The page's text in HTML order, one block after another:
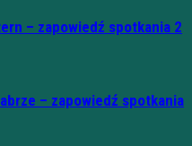
– zapowiedź spotkania 2
– zapowiedź spotkania